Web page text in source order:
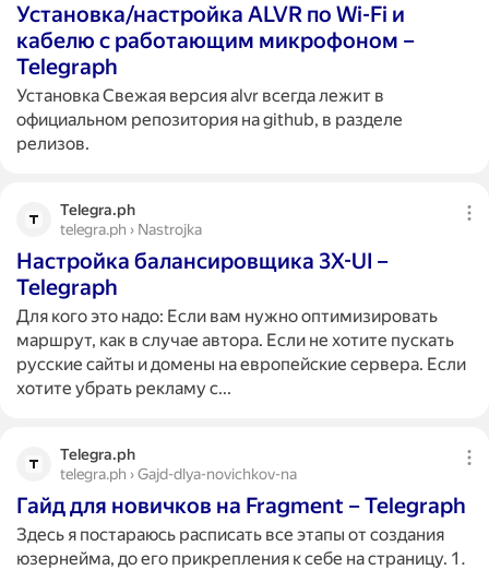
Установка/настройка ALVR по Wi-Fi и
кабелю с работающим микрофоном –
Telegraph
Установка Свежая версия alvr всегда лежит в
официальном репозитория на github, в разделе
релизов.
Telegra.ph
telegra.ph › Nastrojka
Настройка балансировщика 3X-UI –
Telegraph
Для кого это надо: Если вам нужно оптимизировать
маршрут, как в случае автора. Если не хотите пускать
русские сайты и домены на европейские сервера. Если
хотите убрать рекламу с...
Telegra.ph
telegra.ph › Gajd-dlya-novichkov-na
Гайд для новичков на Fragment – Telegraph
Здесь я постараюсь расписать все этапы от создания
юзернейма, до его прикрепления к себе на страницу. 1.